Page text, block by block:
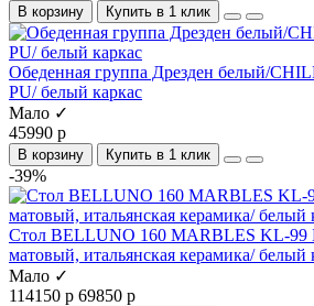
В корзину Купить в 1 клик
Обеденная группа Дрезден белый/
PU/ белый каркас
Мало ✓
45990 р
В корзину Купить в 1 клик
-39%
Стол BELLUNO 160 MARBLES KL-99
матовый, итальянская керамика/ белый
Мало ✓
114150 р 69850 р